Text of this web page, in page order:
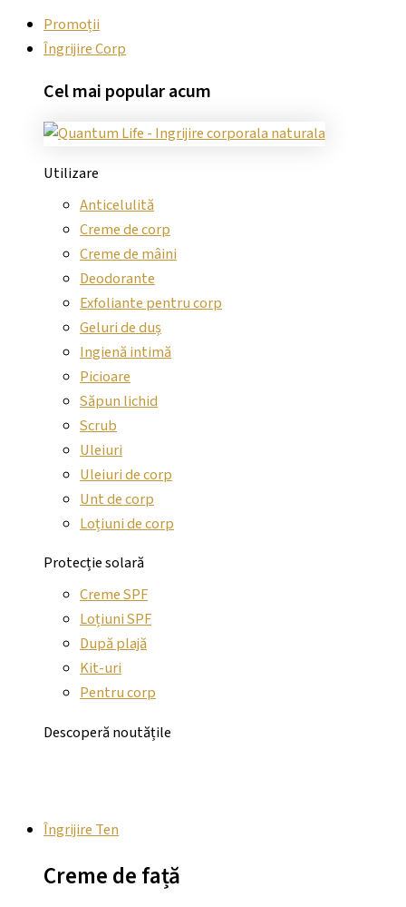
Promoții
Îngrijire Corp
Cel mai popularacum
Utilizare
Anticelulită
Creme de corp
Creme de mâini
Deodorante
Exfoliante pentru corp
Geluri de duș
Ingienă intimă
Picioare
Săpun lichid
Scrub
Uleiuri
Uleiuri de corp
Unt de corp
Loțiuni de corp
Protecție solară
Creme SPF
Loțiuni SPF
După plajă
Kit-uri
Pentru corp
Descoperă noutățile
Îngrijire Ten
Creme de față